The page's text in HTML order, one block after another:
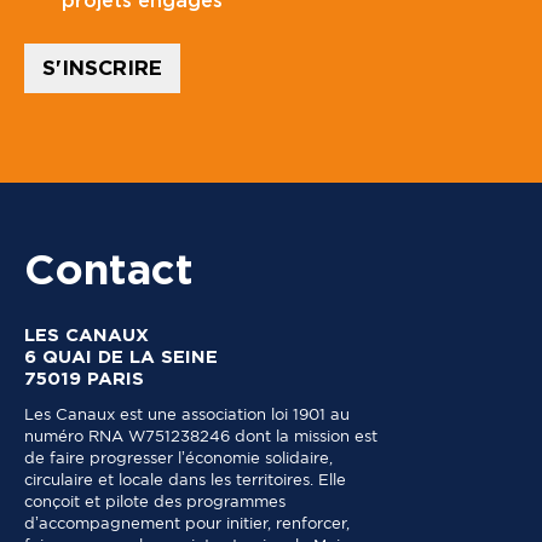
o
e
S'INSCRIRE
Contact
LES CANAUX
6 QUAI DE LA SEINE
75019 PARIS
Les Canaux est une association loi 1901 au
numéro RNA W751238246 dont la mission est
de faire progresser l’économie solidaire,
circulaire et locale dans les territoires. Elle
conçoit et pilote des programmes
d’accompagnement pour initier, renforcer,